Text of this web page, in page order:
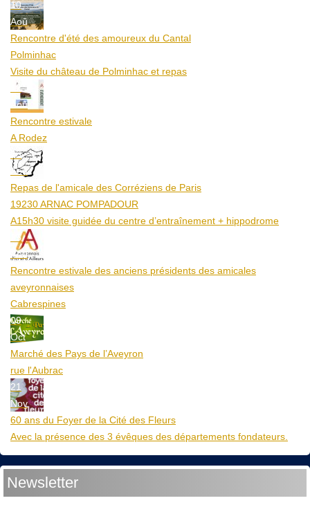
10
Aoû
Rencontre d'été des amoureux du Cantal
Polminhac
Visite du château de Polminhac et repas
12
Aoû
Rencontre estivale
A Rodez
23
Aoû
Repas de l'amicale des Corréziens de Paris
19230 ARNAC POMPADOUR
A15h30 visite guidée du centre d’entraînement + hippodrome
25
Aoû
Rencontre estivale des anciens présidents des amicales
aveyronnaises
Cabrespines
09
Oct
Marché des Pays de l’Aveyron
rue l'Aubrac
21
Nov
60 ans du Foyer de la Cité des Fleurs
Avec la présence des 3 évêques des départements fondateurs.
Newsletter